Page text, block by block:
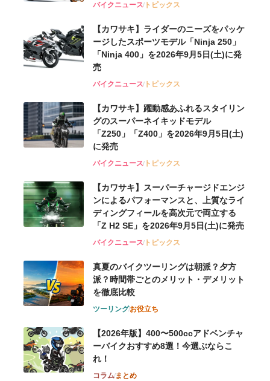
バイクニューストピックス
【カワサキ】ライダーのニーズをパッケ
ージしたスポーツモデル「Ninja 250」
「Ninja 400」を2026年9月5日(土)に発
売
バイクニューストピックス
【カワサキ】躍動感あふれるスタイリン
グのスーパーネイキッドモデル
「Z250」「Z400」を2026年9月5日(土)
に発売
バイクニューストピックス
【カワサキ】スーパーチャージドエンジ
ンによるパフォーマンスと、上質なライ
ディングフィールを高次元で両立する
「Z H2 SE」を2026年9月5日(土)に発売
バイクニューストピックス
真夏のバイクツーリングは朝派？夕方
派？時間帯ごとのメリット・デメリット
を徹底比較
ツーリングお役立ち
【2026年版】400〜500ccアドベンチャ
ーバイクおすすめ8選！今選ぶならこ
れ！
コラムまとめ